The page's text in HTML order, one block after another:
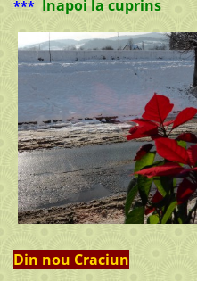
*** Inapoi la cuprins
Din nou Craciun